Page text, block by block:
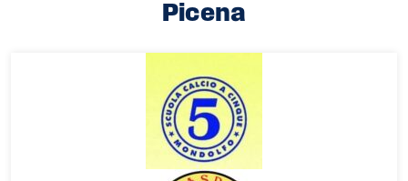
Picena